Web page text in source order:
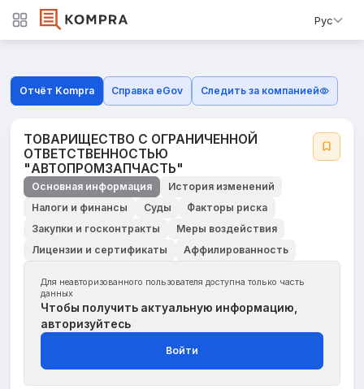
Рус
Отчёт Kompra Справка eGov Следить за компанией
ТОВАРИЩЕСТВО С ОГРАНИЧЕННОЙ
ОТВЕТСТВЕННОСТЬЮ
"АВТОПРОМЗАПЧАСТЬ"
Основная информация
История изменений
Налоги и финансы
Суды
Факторы риска
Закупки и госконтракты
Меры воздействия
Лицензии и сертификаты
Аффилированность
Для неавторизованного пользователя доступна только часть
данных
Чтобы получить актуальную информацию,
авторизуйтесь
Войти